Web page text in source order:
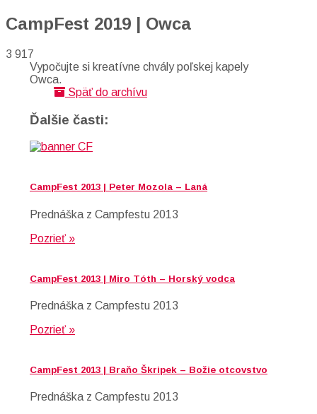
CampFest 2019 | Owca
3 917
Vypočujte si kreatívne chvály poľskej kapely
Owca.
Späť do archívu
Ďalšie časti:
CampFest 2013 | Peter Mozola – Laná
Prednáška z Campfestu 2013
Pozrieť »
CampFest 2013 | Miro Tóth – Horský vodca
Prednáška z Campfestu 2013
Pozrieť »
CampFest 2013 | Braňo Škripek – Božie otcovstvo
Prednáška z Campfestu 2013